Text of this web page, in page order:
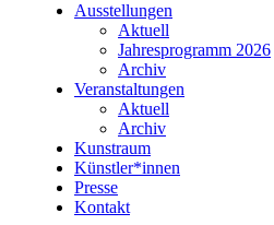
Ausstellungen
Aktuell
Jahresprogramm 2026
Archiv
Veranstaltungen
Aktuell
Archiv
Kunstraum
Künstler*innen
Presse
Kontakt